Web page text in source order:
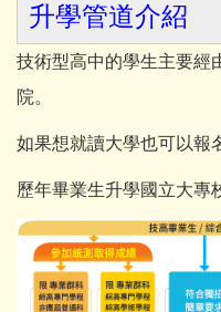
升學管道介紹
技術型高中的學生主要經
院。
如果想就讀大學也可以報
歷年畢業生升學國立大專